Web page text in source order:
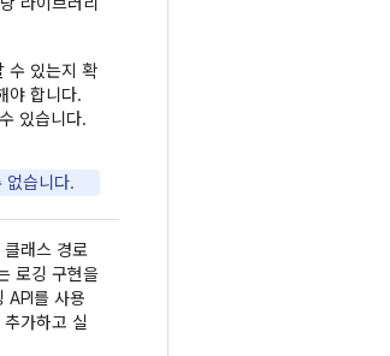
수 있는지 확
야 합니다.
있습니다.
습니다.
래스 경로
로깅 구현을
API를 사용
가하고 실